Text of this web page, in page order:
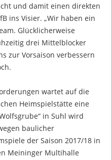
und damit einen direkten
ins Visier. „Wir haben ein
Glücklicherweise
drei Mittelblocker
zur Vorsaison verbessern
wartet auf die
Heimspielstätte eine
in Suhl wird
baulicher
der Saison 2017/18 in
Meininger Multihalle